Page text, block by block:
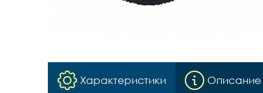
Характеристики Описание